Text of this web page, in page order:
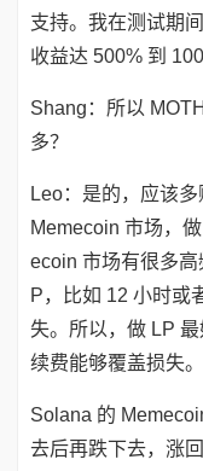
支持。我在测试期
收益达 500% 到
Shang：所以
多？
Leo：是的，应该
Memecoin 市场，
ecoin 市场有很多
P，比如 12 小时或
失。所以，做 LP
续费能够覆盖损失。
Solana 的
去后再跌下去，涨